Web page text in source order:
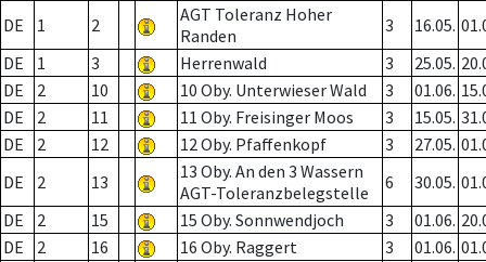
DE
1 2
AGT Toleranz Hoher
Randen
3 16.05.
DE
1 3 Herrenwald 3 25.05.
DE
2 10 10 Oby. Unterwieser Wald 3 01.06.
DE
2 11 11 Oby. Freisinger Moos 3 15.05.
DE
2 12 12 Oby. Pfaffenkopf 3 27.05.
DE
2 13
13 Oby. An den 3 Wassern
AGT-Toleranzbelegstelle
6 30.05.
DE
2 15 15 Oby. Sonnwendjoch 3 01.06.
DE
2 16 16 Oby. Raggert 3 01.06.